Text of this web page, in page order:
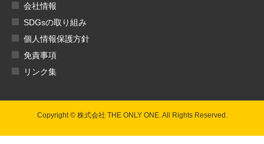
会社情報
SDGsの取り組み
個人情報保護方針
免責事項
リンク集
Copyright © 株式会社 THE ONLY ONE. All Rights Reserved.